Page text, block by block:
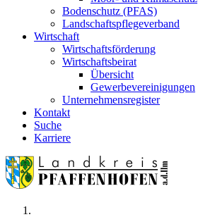
Bodenschutz (PFAS)
Landschaftspflegeverband
Wirtschaft
Wirtschaftsförderung
Wirtschaftsbeirat
Übersicht
Gewerbevereinigungen
Unternehmensregister
Kontakt
Suche
Karriere